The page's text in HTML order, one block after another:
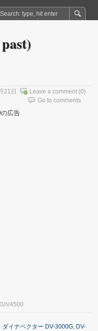
21日 Leave a comment (0)
Go to comments
広告
ダイナベクター DV-3000G, DV-